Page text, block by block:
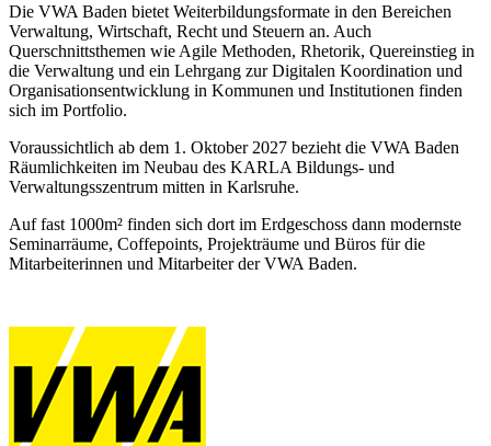
Die VWA Baden bietet Weiterbildungsformate in den Bereichen
Verwaltung, Wirtschaft, Recht und Steuern an. Auch
Querschnittsthemen wie Agile Methoden, Rhetorik, Quereinstieg in
die Verwaltung und ein Lehrgang zur Digitalen Koordination und
Organisationsentwicklung in Kommunen und Institutionen finden
sich im Portfolio.
Voraussichtlich ab dem 1. Oktober 2027 bezieht die VWA Baden
Räumlichkeiten im Neubau des KARLA Bildungs- und
Verwaltungsszentrum mitten in Karlsruhe.
Auf fast 1000m² finden sich dort im Erdgeschoss dann modernste
Seminarräume, Coffepoints, Projekträume und Büros für die
Mitarbeiterinnen und Mitarbeiter der VWA Baden.